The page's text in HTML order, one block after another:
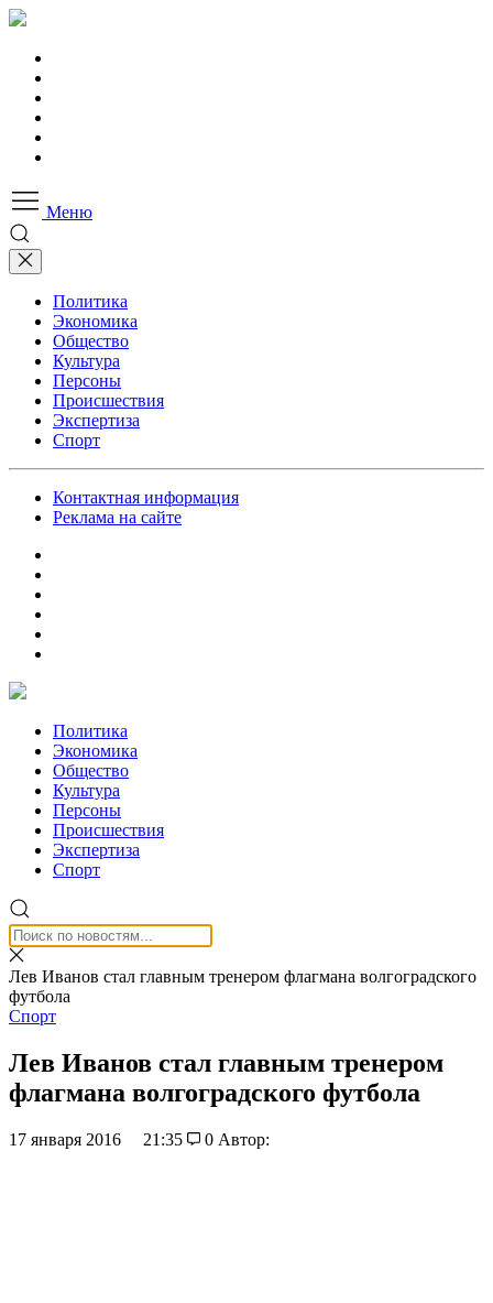
Меню
Политика
Экономика
Общество
Культура
Персоны
Происшествия
Экспертиза
Спорт
Контактная информация
Реклама на сайте
Политика
Экономика
Общество
Культура
Персоны
Происшествия
Экспертиза
Спорт
Лев Иванов стал главным тренером флагмана волгоградского
футбола
Спорт
Лев Иванов стал главным тренером
флагмана волгоградского футбола
17 января 2016 21:35 0 Автор: